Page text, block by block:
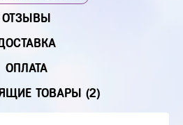
ОТЗЫВЫ
ОПЛАТА
ТОВАРЫ (2)